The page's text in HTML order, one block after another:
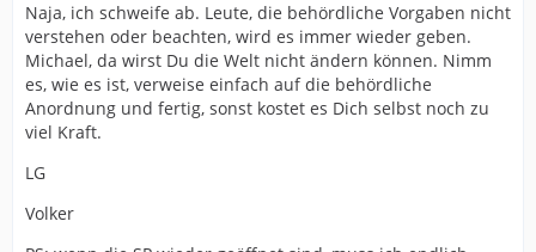
Naja, ich schweife ab. Leute, die behördliche Vorgaben nicht
verstehen oder beachten, wird es immer wieder geben.
Michael, da wirst Du die Welt nicht ändern können. Nimm
es, wie es ist, verweise einfach auf die behördliche
Anordnung und fertig, sonst kostet es Dich selbst noch zu
viel Kraft.
LG
Volker